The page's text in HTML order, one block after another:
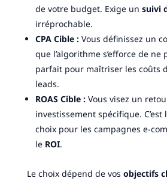
de votre budget. Exige un suivi
irréprochable.
CPA Cible :Vous définissez un
que l’algorithme s’efforce de ne
parfait pour maîtriser les coûts
leads.
ROAS Cible :Vous visez un
investissement spécifique.
choix pour les campagnes e-
le ROI.
Le choix dépend de vos objectifs